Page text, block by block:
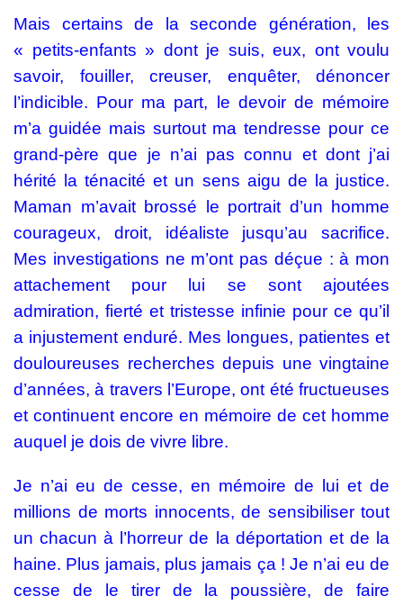
Mais certains de la seconde génération, les
« petits-enfants » dont je suis, eux, ont voulu
savoir, fouiller, creuser, enquêter, dénoncer
l’indicible. Pour ma part, le devoir de mémoire
m’a guidée mais surtout ma tendresse pour ce
grand-père que je n’ai pas connu et dont j’ai
hérité la ténacité et un sens aigu de la justice.
Maman m’avait brossé le portrait d’un homme
courageux, droit, idéaliste jusqu’au sacrifice.
Mes investigations ne m’ont pas déçue : à mon
attachement pour lui se sont ajoutées
admiration, fierté et tristesse infinie pour ce qu’il
a injustement enduré. Mes longues, patientes et
douloureuses recherches depuis une vingtaine
d’années, à travers l’Europe, ont été fructueuses
et continuent encore en mémoire de cet homme
auquel je dois de vivre libre.
Je n’ai eu de cesse, en mémoire de lui et de
millions de morts innocents, de sensibiliser tout
un chacun à l’horreur de la déportation et de la
haine. Plus jamais, plus jamais ça ! Je n’ai eu de
cesse de le tirer de la poussière, de faire